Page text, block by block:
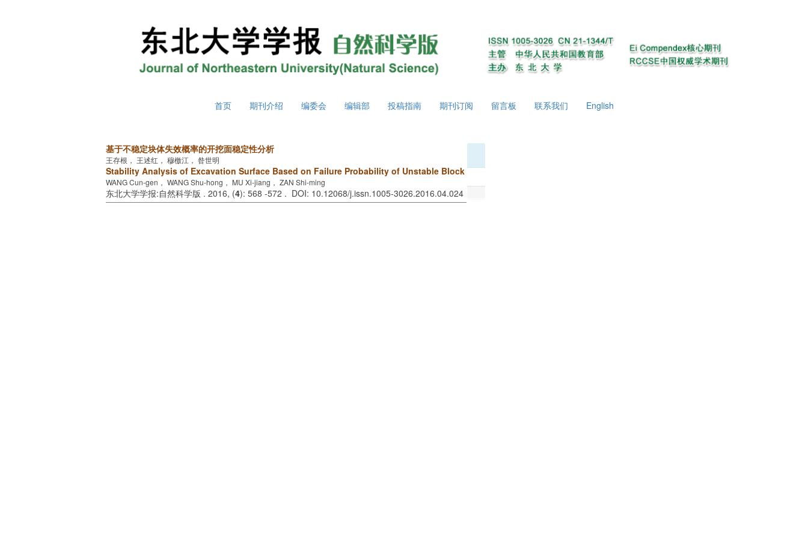
首页 期刊介绍 编委会 编辑部 投稿指南 期刊订阅 留言板 联系我们 English
基于不稳定块体失效概率的开挖面稳定性分析
王存根， 王述红， 穆檄江， 昝世明
Stability Analysis of Excavation Surface Based on Failure Probability of Unstable Block
WANG Cun-gen， WANG Shu-hong， MU Xi-jiang， ZAN Shi-ming
东北大学学报:自然科学版 . 2016, (4): 568 -572 . DOI: 10.12068/j.issn.1005-3026.2016.04.024